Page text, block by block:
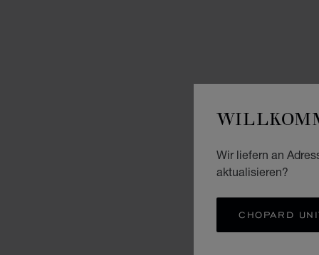
Wir liefern an
aktualisieren?
CHOPARD